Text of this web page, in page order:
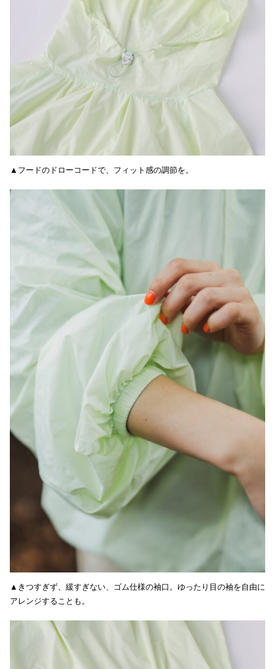
▲フードのドローコードで、フィット感の調節を。
▲きつすぎず、緩すぎない、ゴム仕様の袖口。ゆったり目の袖を自由に
アレンジすることも。